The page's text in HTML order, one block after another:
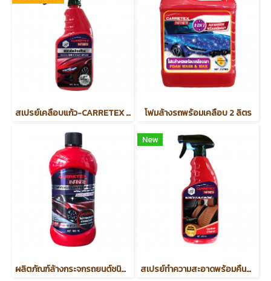
สเปรย์เคลือบแก้ว-CARRETEX INFINITE (รหัสสินค้า 57895) โฟมล้างรถพร้อมเคลือบ 2 ลิตร
ผลิตภัณฑ์ล้างกระจกรถยนต์ชนิดเติมหม้อพัก-CARRETEX INFINITE (รหัสสินค้า 57918)
New
สเปรย์ทำความสะอาดพร้อมคืนสภาพหนังแท้ 450 ml.